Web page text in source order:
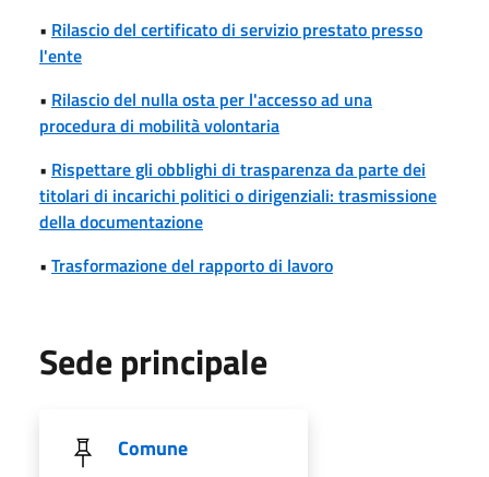
• Rilascio del certificato di servizio prestato presso
l'ente
• Rilascio del nulla osta per l'accesso ad una
procedura di mobilità volontaria
• Rispettare gli obblighi di trasparenza da parte dei
titolari di incarichi politici o dirigenziali: trasmissione
della documentazione
• Trasformazione del rapporto di lavoro
Sede principale
Comune